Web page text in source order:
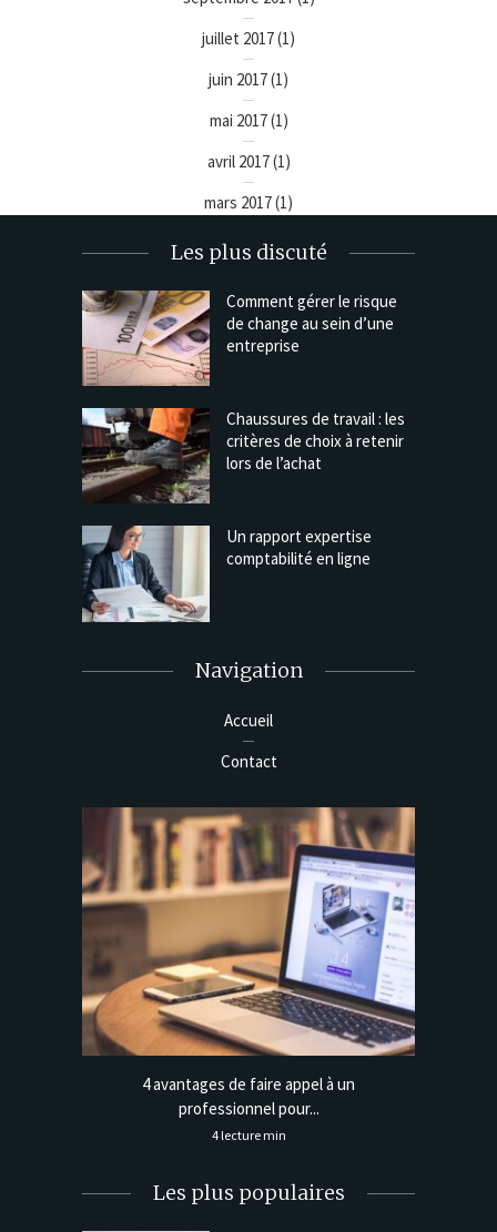
juillet 2017(1)
juin 2017(1)
mai 2017(1)
avril 2017(1)
mars 2017(1)
Les plus discuté
Comment gérer le risque
de change au sein d’une
entreprise
Chaussures de travail : les
critères de choix à retenir
lors de l’achat
Un rapport expertise
comptabilité en ligne
Navigation
Accueil
Contact
4 avantages de faire appel à un
professionnel pour...
4 lecture min
Les plus populaires